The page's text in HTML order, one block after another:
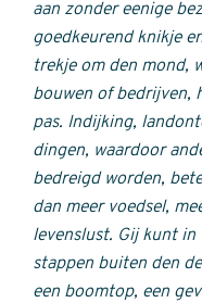
aan zonder eenige
goedkeurend knikje
trekje om den mond,
bouwen of bedrijven,
pas. Indijking,
dingen, waardoor
bedreigd worden,
dan meer voedsel,
levenslust. Gij kunt in
stappen buiten den
een boomtop, een